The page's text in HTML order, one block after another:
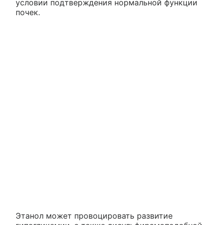
условии подтверждения нормальной функции
почек.
Этанол может провоцировать развитие